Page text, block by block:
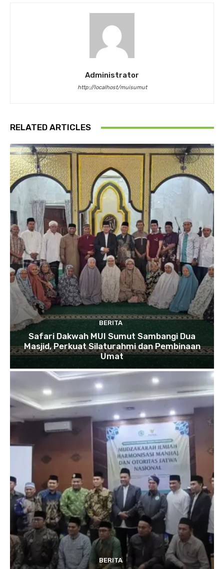
Administrator
http://localhost/muisumut
RELATED ARTICLES
BERITA
Safari Dakwah MUI Sumut Sambangi Dua
Masjid, Perkuat Silaturahmi dan Pembinaan
Umat
BERITA